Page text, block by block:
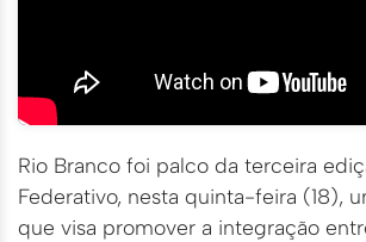
Rio Branco foi palco da terceira
Federativo, nesta quinta-feira (18),
que visa promover a integração